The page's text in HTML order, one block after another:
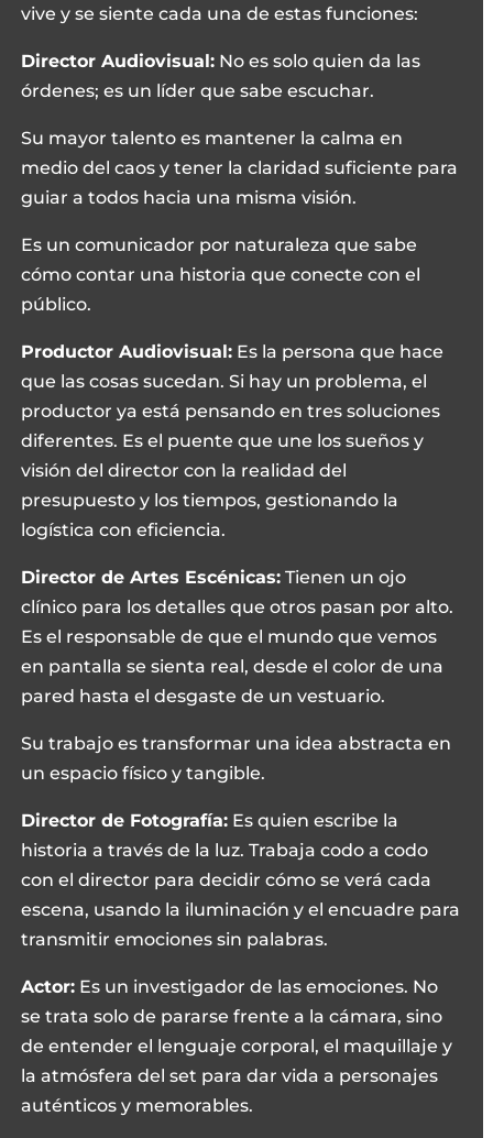
vive y se siente cada una de estas funciones:
Director Audiovisual: No es solo quien da las
órdenes; es un líder que sabe escuchar.
Su mayor talento es mantener la calma en
medio del caos y tener la claridad suficiente para
guiar a todos hacia una misma visión.
Es un comunicador por naturaleza que sabe
cómo contar una historia que conecte con el
público.
Productor Audiovisual: Es la persona que hace
que las cosas sucedan. Si hay un problema, el
productor ya está pensando en tres soluciones
diferentes. Es el puente que une los sueños y
visión del director con la realidad del
presupuesto y los tiempos, gestionando la
logística con eficiencia.
Director de Artes Escénicas: Tienen un ojo
clínico para los detalles que otros pasan por alto.
Es el responsable de que el mundo que vemos
en pantalla se sienta real, desde el color de una
pared hasta el desgaste de un vestuario.
Su trabajo es transformar una idea abstracta en
un espacio físico y tangible.
Director de Fotografía: Es quien escribe la
historia a través de la luz. Trabaja codo a codo
con el director para decidir cómo se verá cada
escena, usando la iluminación y el encuadre para
transmitir emociones sin palabras.
Actor: Es un investigador de las emociones. No
se trata solo de pararse frente a la cámara, sino
de entender el lenguaje corporal, el maquillaje y
la atmósfera del set para dar vida a personajes
auténticos y memorables.